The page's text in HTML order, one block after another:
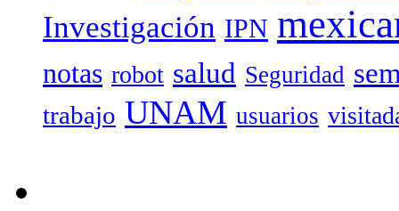
Investigación IPN
notas robot salud Seguridad
trabajo UNAM usuarios